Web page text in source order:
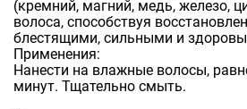
(кремний, магний, медь, железо,
волоса, способствуя
блестящими, сильными и
Применения:
Нанести на влажные волосы,
минут. Тщательно смыть.